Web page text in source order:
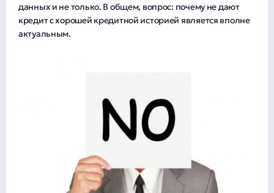
данных и не только. В общем, вопрос: почему не дают
кредит с хорошей кредитной историей является вполне
актуальным.